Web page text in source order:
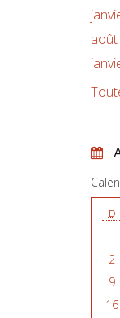
D
2
9
16